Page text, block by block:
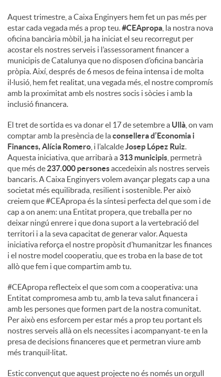
c
o
n
t
i
n
g
u
t
s
Aquest trimestre, a Caixa Enginyers hem fet un pas més per
estar cada vegada més a prop teu.#CEApropa , la nostra nova
oficina bancària mòbil, ja ha iniciat el seu recorregut per
acostar els nostres serveis i l’assessorament financer a
municipis de Catalunya que no disposen d’oficina bancària
pròpia. Així, després de 6 mesos de feina intensa i de molta
il·lusió, hem fet realitat, una vegada més, el nostre compromís
amb la proximitat amb els nostres socis i sòcies i amb la
inclusió financera.
El tret de sortida es va donar el 17 de setembre a Ullà , on vam
comptar amb la presència de laconsellera d’Economia i
Finances, Alícia Romero , i l’alcaldeJosep López Ruiz.
Aquesta iniciativa, que arribarà a 313 municipis , permetrà
que més de 237.000 personesaccedeixin als nostres serveis
bancaris. A Caixa Enginyers volem avançar plegats cap a una
societat més equilibrada, resilient i sostenible. Per això
creiem que #CEApropa és la síntesi perfecta del que som i de
cap a on anem: una Entitat propera, que treballa per no
deixar ningú enrere i que dona suport a la vertebració del
territori i a la seva capacitat de generar valor. Aquesta
iniciativa reforça el nostre propòsit d’humanitzar les finances
i el nostre model cooperatiu, que es troba en la base de tot
allò que fem i que compartim amb tu.
#CEApropa reflecteix el que som com a cooperativa: una
Entitat compromesa amb tu, amb la teva salut financera i
amb les persones que formen part de la nostra comunitat.
Per això ens esforcem per estar més a prop teu portant els
nostres serveis allà on els necessites i acompanyant-te en la
presa de decisions financeres que et permetran viure amb
més tranquil·litat.
Estic convençut que aquest projecte no és només un orgull